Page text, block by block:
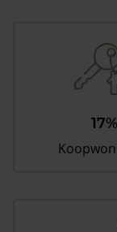
17%